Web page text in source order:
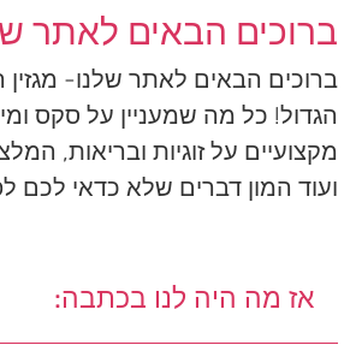
ברוכים הבאים לאתר
ברוכים הבאים לאתר שלנו-
הגדול! כל מה שמעניין על סקס
מקצועיים על זוגיות ובריאות,
ועוד המון דברים שלא כדאי לכם
אז מה היה לנו בכתבה: